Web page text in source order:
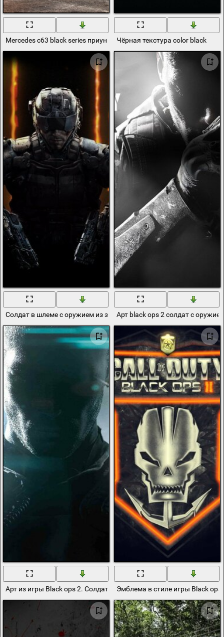
Mercedes c63 black series приуныл на закатеЧёрная текстура color black
Солдат в шлеме с оружием из зов duty: black ops 3ь
Арт black ops 2 солдат с
Арт из игры Black ops 2. Солдат, лицо которого в тени
Эмблема в стиле игры Black ops